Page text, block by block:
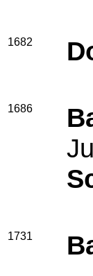
1682
1686
1731